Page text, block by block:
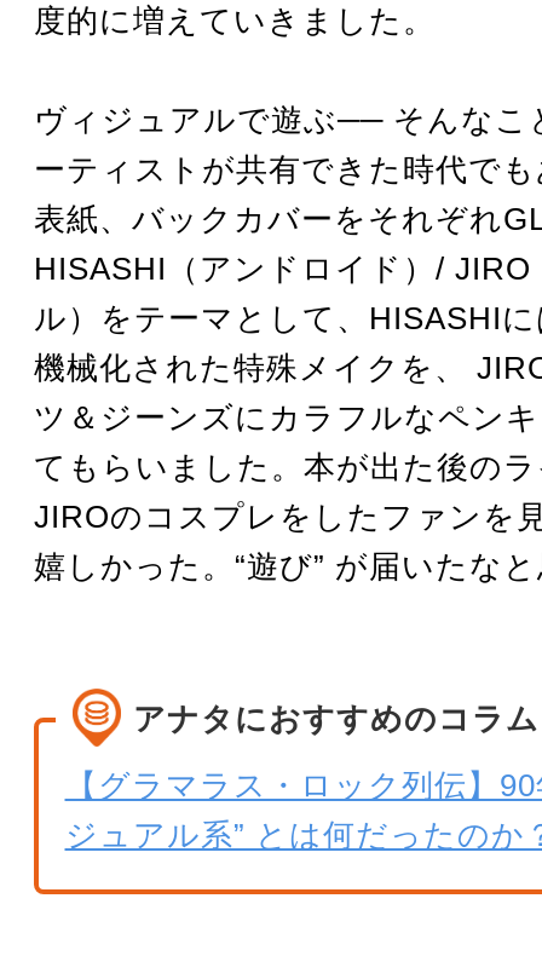
度的に増えていきました。
ヴィジュアルで遊ぶ── そんなこ
ーティストが共有できた時代で
表紙、バックカバーをそれぞれ
HISASHI（アンドロイド）/ JIRO
ル）をテーマとして、HISASHI
機械化された特殊メイクを、
ツ＆ジーンズにカラフルなペン
てもらいました。本が出た後の
JIROのコスプレをしたファンを
嬉しかった。“遊び” が届いたな
アナタにおすすめのコラム
【グラマラス・ロック列伝】
ジュアル系” とは何だったのか